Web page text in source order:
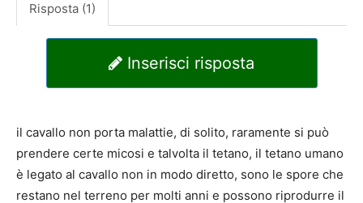
Risposta (1)
Inserisci risposta
il cavallo non porta malattie, di solito, raramente si può
prendere certe micosi e talvolta il tetano, il tetano umano
è legato al cavallo non in modo diretto, sono le spore che
restano nel terreno per molti anni e possono riprodurre il